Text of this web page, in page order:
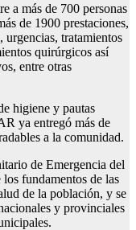
a más de 700 personas
de 1900 prestaciones,
urgencias, tratamientos
quirúrgicos así
entre otras
higiene y pautas
ya entregó más de
a la comunidad.
de Emergencia del
fundamentos de las
de la población, y se
y provinciales